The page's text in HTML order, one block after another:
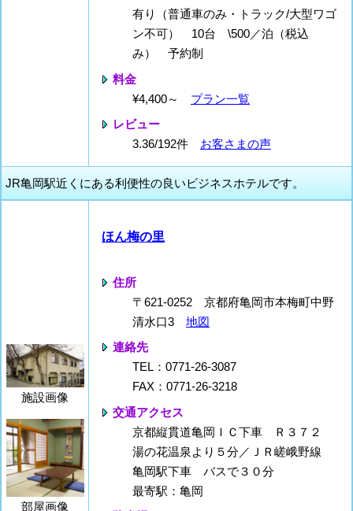
有り（普通車のみ・トラック/大型ワゴ
ン不可） 10台 \500／泊（税込
み） 予約制
料金
¥4,400～ プラン一覧
レビュー
3.36/192件 お客さまの声
JR亀岡駅近くにある利便性の良いビジネスホテルです。
施設画像
部屋画像
ほん梅の里
住所
〒621-0252 京都府亀岡市本梅町中野
清水口3 地図
連絡先
TEL：0771-26-3087
FAX：0771-26-3218
交通アクセス
京都縦貫道亀岡ＩＣ下車 Ｒ３７２
湯の花温泉より５分／ＪＲ嵯峨野線
亀岡駅下車 バスで３０分
最寄駅：亀岡